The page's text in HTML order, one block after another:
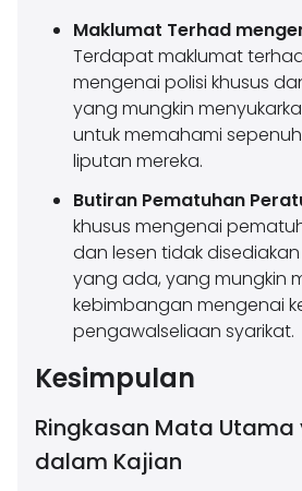
Maklumat Terhad
Terdapat maklumat
mengenai polisi khusus
yang mungkin
untuk memahami
liputan mereka.
Butiran Pematuhan
khusus mengenai
dan lesen tidak
yang ada, yang mungkin
kebimbangan mengenai
pengawalseliaan syarikat.
Kesimpulan
Ringkasan Mata
dalam Kajian